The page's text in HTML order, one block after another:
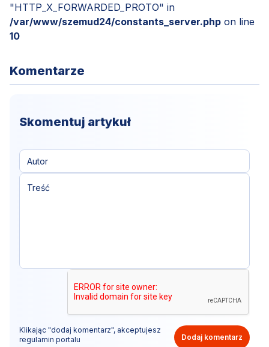
"HTTP_X_FORWARDED_PROTO" in
/var/www/szemud24/constants_server.php on line
10
Komentarze
Skomentuj artykuł
Klikając "dodaj komentarz", akceptujesz
regulamin portalu
Dodaj komentarz